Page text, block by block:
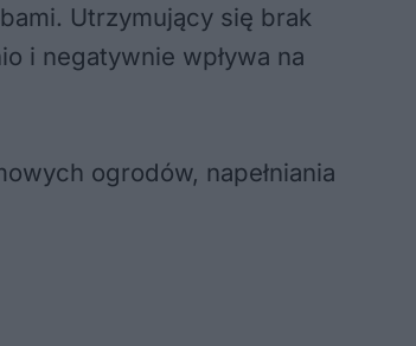
Utrzymujący się brak
i negatywnie wpływa na
ogrodów, napełniania